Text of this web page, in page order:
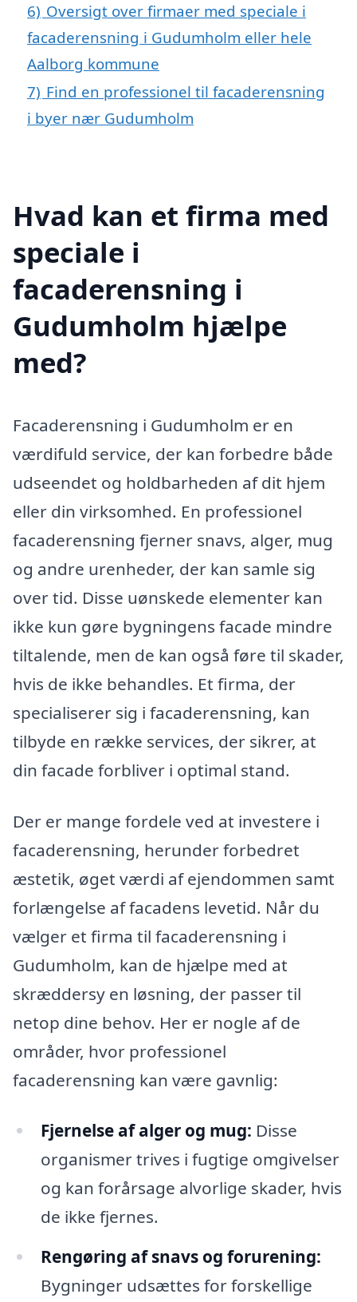
6) Oversigt over firmaer med speciale i
facaderensning i Gudumholm eller hele
Aalborg kommune
7) Find en professionel til facaderensning
i byer nær Gudumholm
Hvad kan et firma med
speciale i
facaderensning i
Gudumholm hjælpe
med?
Facaderensning i Gudumholm er en
værdifuld service, der kan forbedre både
udseendet og holdbarheden af dit hjem
eller din virksomhed. En professionel
facaderensning fjerner snavs, alger, mug
og andre urenheder, der kan samle sig
over tid. Disse uønskede elementer kan
ikke kun gøre bygningens facade mindre
tiltalende, men de kan også føre til skader,
hvis de ikke behandles. Et firma, der
specialiserer sig i facaderensning, kan
tilbyde en række services, der sikrer, at
din facade forbliver i optimal stand.
Der er mange fordele ved at investere i
facaderensning, herunder forbedret
æstetik, øget værdi af ejendommen samt
forlængelse af facadens levetid. Når du
vælger et firma til facaderensning i
Gudumholm, kan de hjælpe med at
skræddersy en løsning, der passer til
netop dine behov. Her er nogle af de
områder, hvor professionel
facaderensning kan være gavnlig:
Fjernelse af alger og mug: Disse
organismer trives i fugtige omgivelser
og kan forårsage alvorlige skader, hvis
de ikke fjernes.
Rengøring af snavs og forurening:
Bygninger udsættes for forskellige